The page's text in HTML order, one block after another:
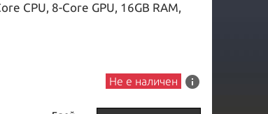
CPU, 8-Core GPU, 16GB RAM,
Не е наличен info